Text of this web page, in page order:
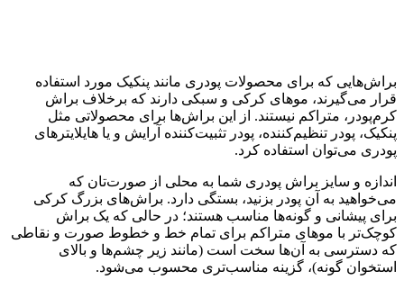
براش‌هایی که برای محصولات پودری مانند پنکیک مورد استفاده
قرار می‌گیرند، موهای کرکی و سبکی دارند که برخلاف براش‌
کرم‌پودر، متراکم نیستند. از این براش‌ها برای محصولاتی مثل
پنکیک، پودر تنظیم‌کننده، پودر تثبیت‌کننده آرایش و یا هایلایترهای
پودری می‌توان استفاده کرد.
اندازه و سایز براش پودری شما به محلی از صورت‌تان که
می‌خواهید به آن پودر بزنید، بستگی دارد. براش‌های بزرگ کرکی
برای پیشانی و گونه‌ها مناسب هستند؛ در حالی که یک براش
کوچک‌تر با موهای متراکم برای تمام خط و خطوط صورت و نقاطی
که دسترسی به آن‌ها سخت است (مانند زیر چشم‌ها و بالای
استخوان گونه)، گزینه مناسب‌تری محسوب می‌شود.